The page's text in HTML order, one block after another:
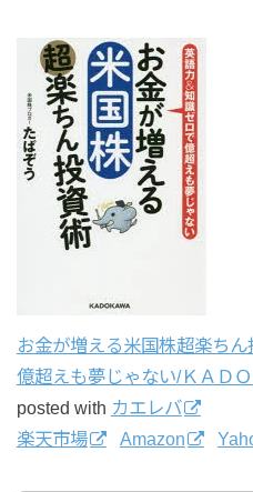
お金が増える米国株超楽ち
億超えも夢じゃない/ＫＡＤ
posted with カエレバ
楽天市場
Amazon